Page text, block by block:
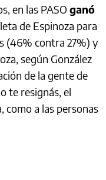
en las PASO ganó
de Espinoza para
(46% contra 27%) y
según González
de la gente de
te resignás, el
como a las personas